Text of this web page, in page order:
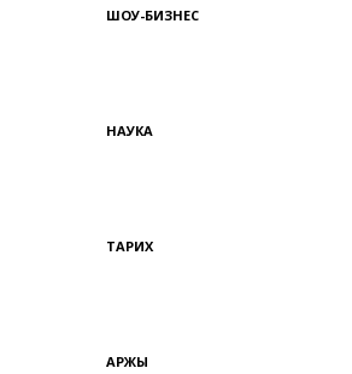
ШОУ-БИЗНЕС
НАУКА
ТАРИХ
ҚАРЖЫ